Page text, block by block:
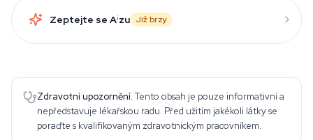
Zeptejte se Aizu Již brzy
Zdravotní upozornění. Tento obsah je pouze informativní a
nepředstavuje lékařskou radu. Před užitím jakékoli látky se
poraďte s kvalifikovaným zdravotnickým pracovníkem.